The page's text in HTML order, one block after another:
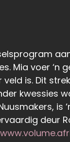
Mia voer ‘n
is. Dit
kwessies
is
deur